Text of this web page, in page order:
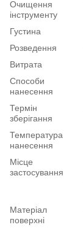
Очищення
інструменту
Густина
Розведення
Витрата
Способи
нанесення
Термін
зберігання
Температура
нанесення
Місце
застосування
Матеріал
поверхні